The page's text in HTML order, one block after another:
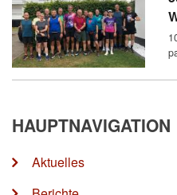
HAUPTNAVIGATION
Aktuelles